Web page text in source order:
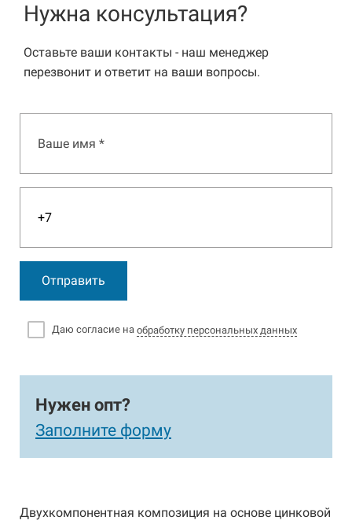
Нужна консультация?
Оставьте ваши контакты - наш менеджер
перезвонит и ответит на ваши вопросы.
Отправить
Даю согласие на обработку персональных данных
Нужен опт?
Заполните форму
Двухкомпонентная композиция на основе цинковой